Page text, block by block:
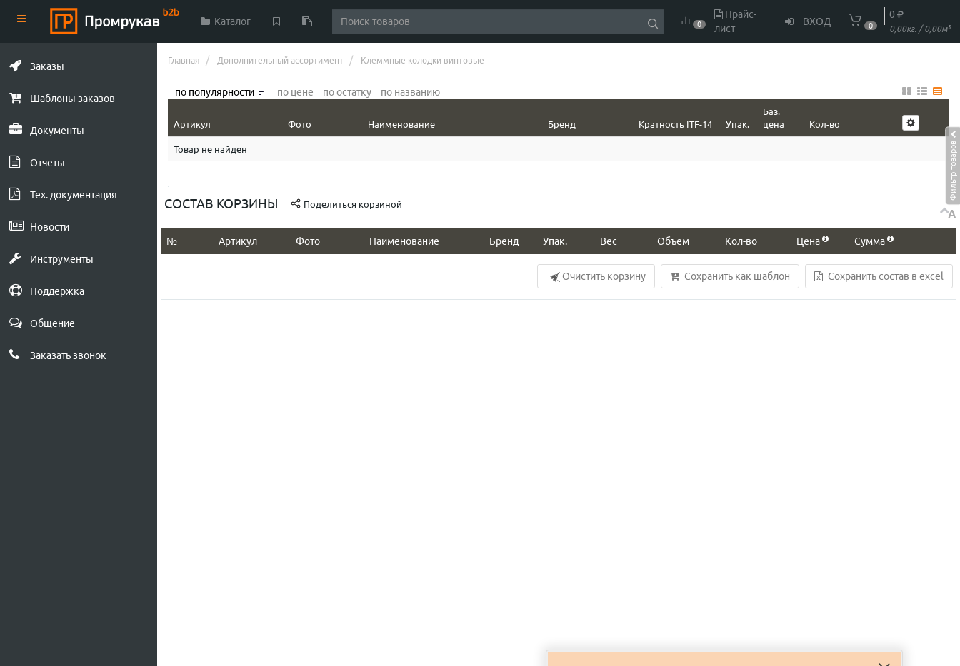
Заказы
Шаблоны заказов
Документы
Отчеты
Тех. документация
Новости
Инструменты
Поддержка
Общение
Заказать звонок
Каталог 0
Прайс-
лист
ВХОД 0
0
0,00кг. / 0,00м3
Главная Дополнительный ассортимент Клеммные колодки винтовые
по популярности по цене по остатку по названию
Артикул Фото Наименование Бренд Кратность ITF-14 Упак.
Баз.
цена
Кол-во
Товар не найден
A
Фильтр товаров
СОСТАВ КОРЗИНЫ Поделиться корзиной
№ Артикул Фото Наименование Бренд Упак. Вес Объем Кол-во Цена Сумма
Очистить корзину Сохранить как шаблон Сохранить состав в excel